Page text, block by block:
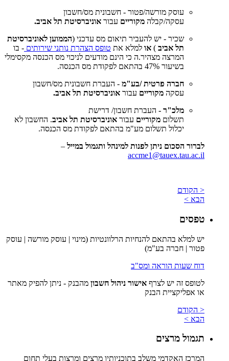
עוסק מורשה/פטור - חשבונית מס/חשבון
עסקה/קבלה מקוריים עבור אוניברסיטת תל אביב.
שכיר - יש להעביר תיאום מס עדכני (הממוען לאוניברסיטת
תל אביב ) או למלא את טופס הצהרת נותני שירותים - בו
המרצה מצהיר.ה כי הינם מודעים לניכוי מס הכנסה מקסימלי
בשיעור 47% בהתאם לפקודת מס הכנסה.
חברה פרטית /בע"מ - העברת חשבונית מס/חשבון
עסקה מקוריים עבור אוניברסיטת תל אביב.​
מלכ"ר - העברת חשבון/ דרישת
תשלום מקוריים עבור אוניברסיטת תל אביב.​ החשבון לא
יכלול תשלום מע"מ בהתאם לפקודת מס הכנסה.
לברור הסכום ניתן לפנות למינהל ותגמול במייל –
accme1@tauex.tau.ac.il
< הקודם
הבא >
טפסים
יש למלא בהתאם להנחיות הרלוונטיות (מינוי | עוסק מורשה | עוסק
פטור | חברה בע"מ)
דוח שעות הוראה ומס"ב
לטופס זה יש לצרף אישור ניהול חשבון מהבנק - ניתן להפיק מאתר
או אפליקציית הבנק
< הקודם
הבא >
תגמול מרצים
המרכז האקדמי משלב בתוכניותיו מרצים ומרצות בעלי תחום